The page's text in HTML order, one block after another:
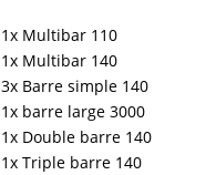
1x Multibar 110
1x Multibar 140
3x Barre simple 140
1x barre large 3000
1x Double barre 140
1x Triple barre 140